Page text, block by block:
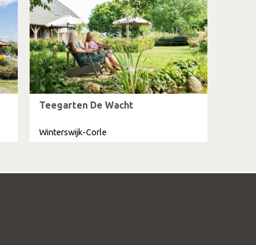
Teegarten De Wacht
Winterswijk-Corle